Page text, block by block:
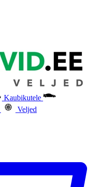
Kaubikutele
Veljed